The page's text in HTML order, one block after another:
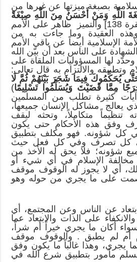
بصبغة ميزتها عن غيرها من
اللَّهِ وَمَنْ أَحْسَنُ مِنَ اللَّهِ صِبْغَةً
) [البقرة 138] والتميز ظاهر على الأمم
وهذه العقيدة وما جاءت به من
الإسلامية أيضاً عن باقي الأمم
على الناس بعد أن بيّن الله
وحدّد لها المسؤوليات الملقاة على
وتطبيقه والالتزام به قال تعالى:
يُحَكِّمُوكَ فِيمَا شَجَرَ بَيْنَهُمْ ثُمَّ لَا
مِمَّا قَضَيْتَ وَيُسَلِّمُوا تَسْلِيمًا)
وجاءت آيات كثيرة تطلب من المسلمين
يعالج مشاكل الإنسان جميعها،
متكاملاً، وتحثه ليقف
وفق هذه الأحكام حتى يكون
في كل شؤونه. فهو مكلف بتطبيق
في كل تصرف وفي كل فعل حيث
شؤونه؛ فلا يحق له الأخذ من
مخالفة الإسلام في أي شيء أو
أي لا يجوز له الوقوف موقف
على ما يجري من حوله وهو
عن الناس وعن المجتمع، أي
على الذات والابتعاد عما
أكان ما يجري خيراً أم شراً،
أم لم يطبق . والوقوف موقف
يجري، وهذا غالباً ما يكون وفق
مأمور بتطبيق شرع الله في